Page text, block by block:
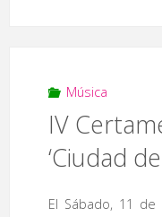
Música
IV
‘Ciudad
El Sábado, 11